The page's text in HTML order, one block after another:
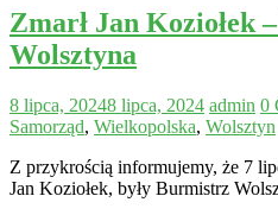
Zmarł Jan Koziołek
Wolsztyna
8 lipca, 20248 lipca, 2024 admin 0
Samorząd, Wielkopolska, Wolsztyn
Z przykrością informujemy, że 7
Jan Koziołek, były Burmistrz